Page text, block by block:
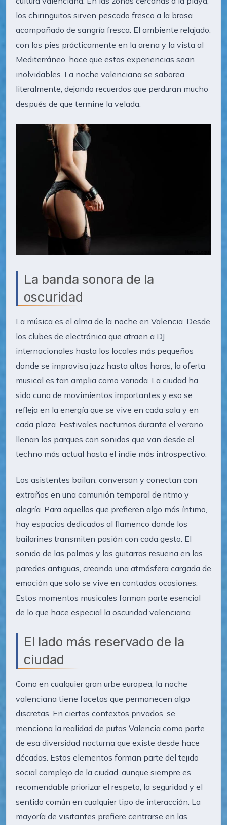
los chiringuitos sirven pescado fresco a la brasa
acompañado de sangría fresca. El ambiente relajado,
con los pies prácticamente en la arena y la vista al
Mediterráneo, hace que estas experiencias sean
inolvidables. La noche valenciana se saborea
literalmente, dejando recuerdos que perduran mucho
después de que termine la velada.
La banda sonora de la
oscuridad
La música es el alma de la noche en Valencia. Desde
los clubes de electrónica que atraen a DJ
internacionales hasta los locales más pequeños
donde se improvisa jazz hasta altas horas, la oferta
musical es tan amplia como variada. La ciudad ha
sido cuna de movimientos importantes y eso se
refleja en la energía que se vive en cada sala y en
cada plaza. Festivales nocturnos durante el verano
llenan los parques con sonidos que van desde el
techno más actual hasta el indie más introspectivo.
Los asistentes bailan, conversan y conectan con
extraños en una comunión temporal de ritmo y
alegría. Para aquellos que prefieren algo más íntimo,
hay espacios dedicados al flamenco donde los
bailarines transmiten pasión con cada gesto. El
sonido de las palmas y las guitarras resuena en las
paredes antiguas, creando una atmósfera cargada de
emoción que solo se vive en contadas ocasiones.
Estos momentos musicales forman parte esencial
de lo que hace especial la oscuridad valenciana.
El lado más reservado de la
ciudad
Como en cualquier gran urbe europea, la noche
valenciana tiene facetas que permanecen algo
discretas. En ciertos contextos privados, se
menciona la realidad de putas Valencia como parte
de esa diversidad nocturna que existe desde hace
décadas. Estos elementos forman parte del tejido
social complejo de la ciudad, aunque siempre es
recomendable priorizar el respeto, la seguridad y el
sentido común en cualquier tipo de interacción. La
mayoría de visitantes prefiere centrarse en las